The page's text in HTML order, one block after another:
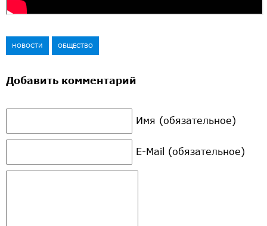
НОВОСТИ ОБЩЕСТВО
Добавить комментарий
Имя (обязательное)
E-Mail (обязательное)